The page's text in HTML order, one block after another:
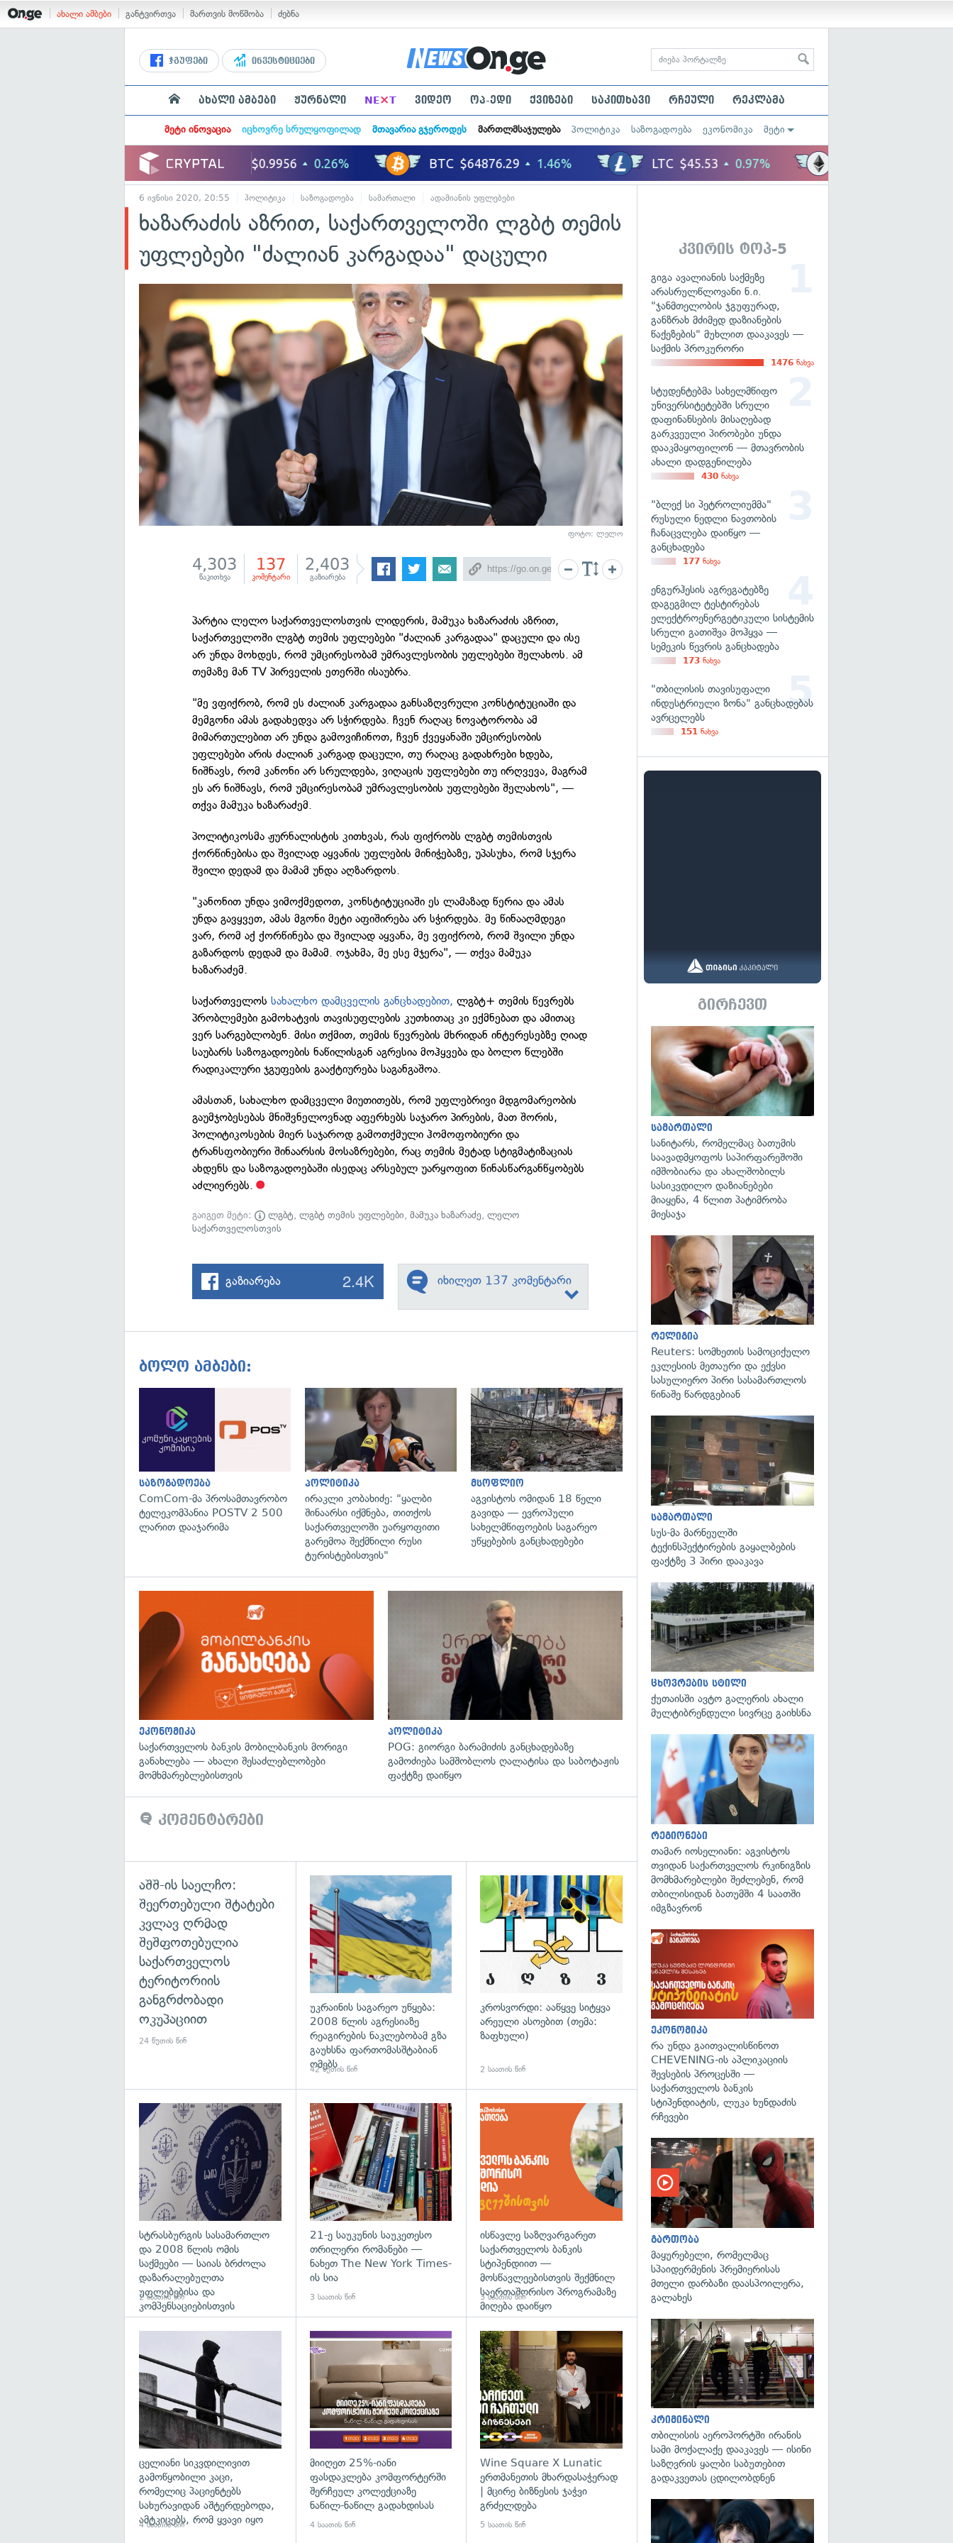
ახალი ამბები განტვირთვა მართვის მოწმობა ძებნა
ჯგუფები ინვესტიციები
ახალი ამბები ჟურნალი NE×T ვიდეო ოპ-ედი ქვიზები საკითხავი რჩეული რეკლამა
მეტი ინოვაცია იცხოვრე სრულყოფილად მთავარია გჯეროდეს მართლმსაჯულება პოლიტიკა საზოგადოება ეკონომიკა მეტი
6 ივნისი 2020, 20:55 პოლიტიკა საზოგადოება სამართალი ადამიანის უფლებები
ხაზარაძის აზრით, საქართველოში ლგბტ თემის
უფლებები "ძალიან კარგადაა" დაცული
ფოტო: ლელო
4,303
წაკითხვა
137
კომენტარი
2,403
გაზიარება
პარტია ლელო საქართველოსთვის ლიდერის, მამუკა ხაზარაძის აზრით,
საქართველოში ლგბტ თემის უფლებები "ძალიან კარგადაა" დაცული და ისე
არ უნდა მოხდეს, რომ უმცირესობამ უმრავლესობის უფლებები შელახოს. ამ
თემაზე მან TV პირველის ეთერში ისაუბრა.
"მე ვფიქრობ, რომ ეს ძალიან კარგადაა განსაზღვრული კონსტიტუციაში და
მემგონი ამას გადახედვა არ სჭირდება. ჩვენ რაღაც ნოვატორობა ამ
მიმართულებით არ უნდა გამოვიჩინოთ, ჩვენ ქვეყანაში უმცირესობის
უფლებები არის ძალიან კარგად დაცული, თუ რაღაც გადახრები ხდება,
ნიშნავს, რომ კანონი არ სრულდება, ვიღაცის უფლებები თუ ირღვევა, მაგრამ
ეს არ ნიშნავს, რომ უმცირესობამ უმრავლესობის უფლებები შელახოს", —
თქვა მამუკა ხაზარაძემ.
პოლიტიკოსმა ჟურნალისტის კითხვას, რას ფიქრობს ლგბტ თემისთვის
ქორწინებისა და შვილად აყვანის უფლების მინიჭებაზე, უპასუხა, რომ სჯერა
შვილი დედამ და მამამ უნდა აღზარდოს.
"კანონით უნდა ვიმოქმედოთ, კონსტიტუციაში ეს ლამაზად წერია და ამას
უნდა გავყვეთ, ამას მგონი მეტი აფიშირება არ სჭირდება. მე წინააღმდეგი
ვარ, რომ აქ ქორწინება და შვილად აყვანა, მე ვფიქრობ, რომ შვილი უნდა
გაზარდოს დედამ და მამამ. ოჯახმა, მე ესე მჯერა", — თქვა მამუკა
ხაზარაძემ.
საქართველოსსახალხო დამცველის განცხადებით, ლგბტ+ თემის წევრებს
პრობლემები გამოხატვის თავისუფლების კუთხითაც კი ექმნებათ და ამითაც
ვერ სარგებლობენ. მისი თქმით, თემის წევრების მხრიდან ინტერესებზე ღიად
საუბარს საზოგადოების ნაწილისგან აგრესია მოჰყვება და ბოლო წლებში
რადიკალური ჯგუფების გააქტიურება საგანგაშოა.
ამასთან, სახალხო დამცველი მიუთითებს, რომ უფლებრივი მდგომარეობის
გაუმჯობესებას მნიშვნელოვნად აფერხებს საჯარო პირების, მათ შორის,
პოლიტიკოსების მიერ საჯაროდ გამოთქმული ჰომოფობიური და
ტრანსფობიური შინაარსის მოსაზრებები, რაც თემის მეტად სტიგმატიზაციას
ახდენს და საზოგადოებაში ისედაც არსებულ უარყოფით წინასწარგანწყობებს
აძლიერებს.
გაიგეთ მეტი: ლგბტ,ლგბტ თემის უფლებები,მამუკა ხაზარაძე,ლელო
საქართველოსთვის
გაზიარება 2.4K იხილეთ 137 კომენტარი
ბოლო ამბები:
საზოგადოება
ComCom-მა პროსამთავრობო
ტელეკომპანია POSTV 2 500
ლარით დააჯარიმა
გადახედვა
პოლიტიკა
ირაკლი კობახიძე: "ყალბი
შინაარსი იქმნება, თითქოს
საქართველოში უარყოფითი
გარემოა შექმნილი რუსი
ტურისტებისთვის"
გადახედვა
მსოფლიო
აგვისტოს ომიდან 18 წელი
გავიდა — ევროპული
სახელმწიფოების საგარეო
უწყებების განცხადებები
ეკონომიკა
საქართველოს ბანკის მობილბანკის მორიგი
განახლება — ახალი შესაძლებლობები
მომხმარებლებისთვის
გადახედვა
პოლიტიკა
POG: გიორგი ბარამიძის განცხადებაზე
გამოძიება სამშობლოს ღალატისა და საბოტაჟის
ფაქტზე დაიწყო
კომენტარები
აშშ-ის საელჩო:
შეერთებული შტატები
კვლავ ღრმად
შეშფოთებულია
საქართველოს
ტერიტორიის
განგრძობადი
ოკუპაციით
24 წუთის წინ
გადახედვა
უკრაინის საგარეო უწყება:
2008 წლის აგრესიაზე
რეაგირების ნაკლებობამ გზა
გაუხსნა ფართომასშტაბიან
ომებს
42 წუთის წინ
გადახედვა
კროსვორდი: ააწყვე სიტყვა
არეული ასოებით (თემა:
ზაფხული)
2 საათის წინ
გადახედვა
სტრასბურგის სასამართლო
და 2008 წლის ომის
საქმეები — საიას ბრძოლა
დაზარალებულთა
უფლებებისა და
კომპენსაციებისთვის
2 საათის წინ
გადახედვა
21-ე საუკუნის საუკეთესო
თრილერი რომანები —
ნახეთ The New York Times-
ის სია
3 საათის წინ
ისწავლე საზღვარგარეთ
საქართველოს ბანკის
სტიპენდიით —
მოსწავლეებისთვის შექმნილ
საერთაშორისო პროგრამაზე
მიღება დაიწყო
3 საათის წინ
გადახედვა
ცელიანი სიკვდილივით
გამოწყობილი კაცი,
რომელიც პაციენტებს
სახურავიდან აშტერდებოდა,
ამტკიცებს, რომ ყვავი იყო
4 საათის წინ
მიიღეთ 25%-იანი
ფასდაკლება კომფორტერში
შერჩეულ კოლექციაზე
ნაწილ-ნაწილ გადახდისას
4 საათის წინ
Wine Square X Lunatic
ერთმანეთის მხარდასაჭერად
| მცირე ბიზნესის ჯაჭვი
გრძელდება
5 საათის წინ
კვირის ტოპ-5
გიგა ავალიანის საქმეზე
არასრულწლოვანი ნ.ი.
"ჯანმთელობის ჯგუფურად,
განზრახ მძიმედ დაზიანების
წაქეზების" მუხლით დააკავეს —
საქმის პროკურორი
1476 ნახვა
სტუდენტებმა სახელმწიფო
უნივერსიტეტებში სრული
დაფინანსების მისაღებად
გარკვეული პირობები უნდა
დააკმაყოფილონ — მთავრობის
ახალი დადგენილება
430 ნახვა
"ბლექ სი პეტროლიუმმა"
რუსული ნედლი ნავთობის
ჩანაცვლება დაიწყო —
განცხადება
177 ნახვა
ენგურჰესის აგრეგატებზე
დაგეგმილ ტესტირებას
ელექტროენერგეტიკული სისტემის
სრული გათიშვა მოჰყვა —
სემეკის წევრის განცხადება
173 ნახვა
"თბილისის თავისუფალი
ინდუსტრიული ზონა" განცხადებას
ავრცელებს
151 ნახვა
გირჩევთ
სამართალი
სანიტარს, რომელმაც ბათუმის
საავადმყოფოს საპირფარეშოში
იმშობიარა და ახალშობილს
სასიკვდილო დაზიანებები
მიაყენა, 4 წლით პატიმრობა
მიესაჯა
რელიგია
Reuters: სომხეთის სამოციქულო
ეკლესიის მეთაური და ექვსი
სასულიერო პირი სასამართლოს
წინაშე წარდგებიან
სამართალი
სუს-მა მარნეულში
ტექინსპექტირების გაყალბების
ფაქტზე 3 პირი დააკავა
ცხოვრების სტილი
ქუთაისში ავტო გალერის ახალი
მულტიბრენდული სივრცე გაიხსნა
რეგიონები
თამარ იოსელიანი: აგვისტოს
თვიდან საქართველოს რკინიგზის
მომხმარებლები შეძლებენ, რომ
თბილისიდან ბათუმში 4 საათში
იმგზავრონ
ეკონომიკა
რა უნდა გაითვალისწინოთ
CHEVENING-ის აპლიკაციის
შევსების პროცესში —
საქართველოს ბანკის
სტიპენდიატის, ლუკა ხუნდაძის
რჩევები
გართობა
მაყურებელი, რომელმაც
სპაიდერმენის პრემიერისას
მთელი დარბაზი დაასპოილერა,
გალახეს
კრიმინალი
თბილისის აეროპორტში ირანის
სამი მოქალაქე დააკავეს — ისინი
საზღვრის ყალბი საბუთებით
გადაკვეთას ცდილობდნენ